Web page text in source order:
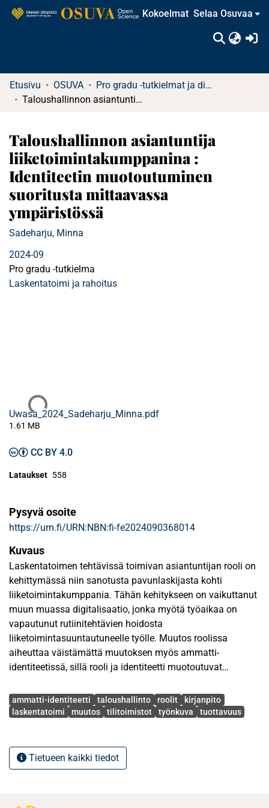
Kokoelmat Selaa Osuvaa
Etusivu OSUVA
Pro gradu -tutkielmat ja diplomityöt
Taloushallinnon asiantuntija liiketoimintakumppanina : Identiteetin muotoutuminen suoritusta mittaavassa ympäristössä
Taloushallinnon asiantuntija
liiketoimintakumppanina :
Identiteetin muotoutuminen
suoritusta mittaavassa
ympäristössä
Sadeharju, Minna
2024-09
Pro gradu -tutkielma
Laskentatoimi ja rahoitus
Ladataan...
Uwasa_2024_Sadeharju_Minna.pdf
1.61 MB
CC BY 4.0
Lataukset 558
Pysyvä osoite
https://urn.fi/URN:NBN:fi-fe2024090368014
Kuvaus
Laskentatoimen tehtävissä toimivan asiantuntijan rooli on
kehittymässä niin sanotusta pavunlaskijasta kohti
liiketoimintakumppania. Tähän kehitykseen on vaikuttanut
muun muassa digitalisaatio, jonka myötä työaikaa on
vapautunut rutiinitehtävien hoidosta
liiketoimintasuuntautuneelle työlle. Muutos roolissa
aiheuttaa väistämättä muutoksen myös ammatti-
identiteetissä, sillä rooli ja identiteetti muotoutuvat
vaatii pitkällistä identiteettityötä, johon vaikuttavat monet
yksilön sisäiset ja ulkopuoliset tekijät.
aiheesta ei ole saatavilla, vaikka kyseinen muutos on
havaittavissa taloushallinnonkin alalla. Tutkielmassa
Avainsanat
ammatti-identiteetti taloushallinto roolit
kirjanpito
laskentatoimi
muutos tilitoimistot työnkuva tuottavuus
Tietueen kaikki tiedot